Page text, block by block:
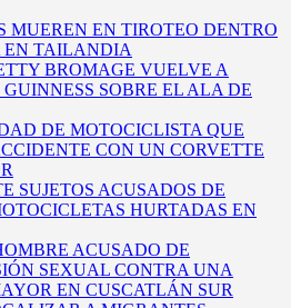
MUEREN EN TIROTEO DENTRO
EN TAILANDIA
BROMAGE VUELVE A
SOBRE EL ALA DE
DE MOTOCICLISTA QUE
CON UN CORVETTE
SUJETOS ACUSADOS DE
HURTADAS EN
ACUSADO DE
SEXUAL CONTRA UNA
EN CUSCATLÁN SUR